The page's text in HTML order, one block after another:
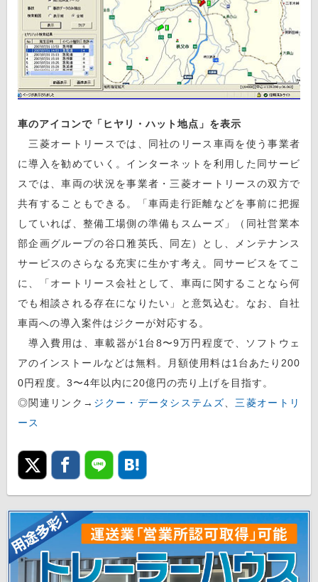
車のアイコンで「ヒヤリ・ハット地点」を表示
三菱オートリースでは、同社のリース車両を使う事業者
に導入を勧めていく。インターネットを利用した同サービ
スでは、車両の状況を事業者・三菱オートリースの双方で
共有することもできる。「車両走行距離などを事前に把握
していれば、整備工場側の準備もスムーズ」（同社営業本
部企画グループの谷口雅英氏、同左）とし、メンテナンス
サービスのさらなる充実に生かす考え。同サービスをてこ
に、「オートリース会社として、車両に関することなら何
でも相談される存在になりたい」と意気込む。なお、自社
車両への導入案件はジクーが対応する。
導入費用は、車載器が1台8〜9万円程度で、ソフトウェ
アのインストールなどは無料。月額使用料は1台あたり200
0円程度。3〜4年以内に20億円の売り上げを目指す。
◎関連リンク→ ジクー・データシステムズ
三菱オートリ
ース